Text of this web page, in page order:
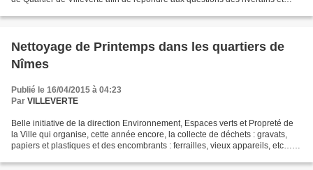
Nettoyage de Printemps dans les quartiers de
Nîmes
Publié le 16/04/2015 à 04:23
Par VILLEVERTE
Belle initiative de la direction Environnement, Espaces verts et Propreté de
la Ville qui organise, cette année encore, la collecte de déchets : gravats,
papiers et plastiques et des encombrants : ferrailles, vieux appareils, etc…